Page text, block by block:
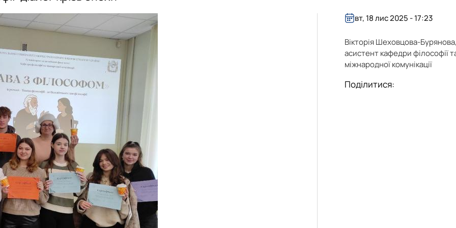
та міжгрупової комунікаці…
вт, 18 лис 2025 - 17:23
Вікторія Шеховцова-
асистент кафедри філософії
міжнародної комунікації
Поділитися: